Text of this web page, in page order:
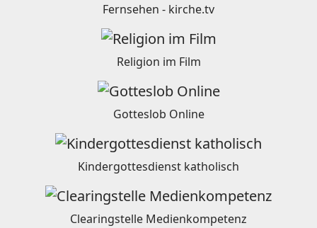
Fernsehen - kirche.tv
Religion im Film
Gotteslob Online
Kindergottesdienst katholisch
Clearingstelle Medienkompetenz